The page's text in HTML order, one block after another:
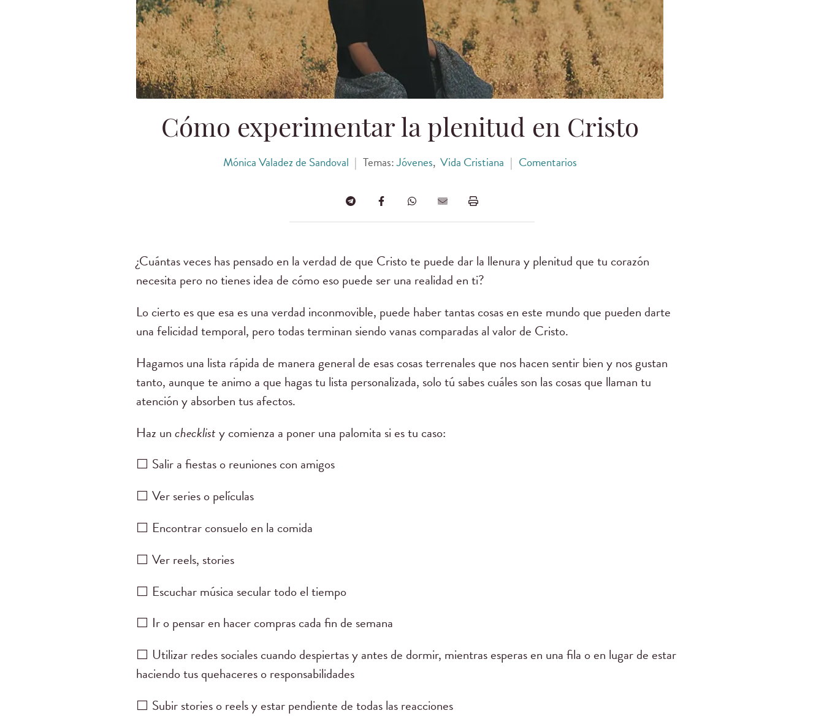
Cómo experimentar la plenitud en Cristo
Mónica Valadez de Sandoval | Temas:Jóvenes, Vida Cristiana | Comentarios
¿Cuántas veces has pensado en la verdad de que Cristo te puede dar la llenura y plenitud que tu corazón
necesita pero no tienes idea de cómo eso puede ser una realidad en ti?
Lo cierto es que esa es una verdad inconmovible, puede haber tantas cosas en este mundo que pueden darte
una felicidad temporal, pero todas terminan siendo vanas comparadas al valor de Cristo.
Hagamos una lista rápida de manera general de esas cosas terrenales que nos hacen sentir bien y nos gustan
tanto, aunque te animo a que hagas tu lista personalizada, solo tú sabes cuáles son las cosas que llaman tu
atención y absorben tus afectos.
Haz unchecklisty comienza a poner una palomita si es tu caso:
⬜ Salir a fiestas o reuniones con amigos
⬜ Ver series o películas
⬜ Encontrar consuelo en la comida
⬜ Ver reels, stories
⬜ Escuchar música secular todo el tiempo
⬜ Ir o pensar en hacer compras cada fin de semana
⬜ Utilizar redes sociales cuando despiertas y antes de dormir, mientras esperas en una fila o en lugar de estar
haciendo tus quehaceres o responsabilidades
⬜ Subir stories o reels y estar pendiente de todas las reacciones